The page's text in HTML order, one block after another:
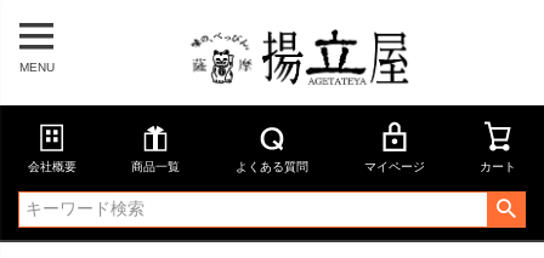
MENU
会社概要 商品一覧 よくある質問 マイページ カート